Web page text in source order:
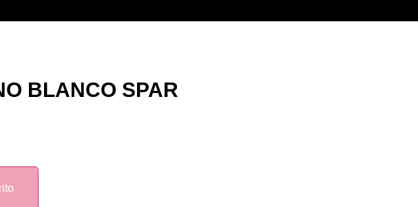
BLANCO SPAR